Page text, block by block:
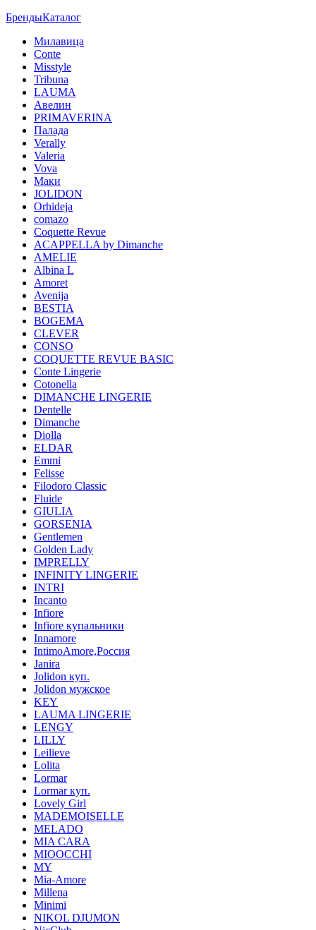
БрендыКаталог
Милавица
Conte
Misstyle
Tribuna
LAUMA
Авелин
PRIMAVERINA
Палада
Verally
Valeria
Vova
Маки
JOLIDON
Orhideja
comazo
Coquette Revue
ACAPPELLA by Dimanche
AMELIE
Albina L
Amoret
Avenija
BESTIA
BOGEMA
CLEVER
CONSO
COQUETTE REVUE BASIC
Conte Lingerie
Cotonella
DIMANCHE LINGERIE
Dentelle
Dimanche
Diolla
ELDAR
Emmi
Felisse
Filodoro Classic
Fluide
GIULIA
GORSENIA
Gentlemen
Golden Lady
IMPRELLY
INFINITY LINGERIE
INTRI
Incanto
Infiore
Infiore купальники
Innamore
IntimoAmore,Россия
Janira
Jolidon куп.
Jolidon мужское
KEY
LAUMA LINGERIE
LENGY
LILLY
Leilieve
Lolita
Lormar
Lormar куп.
Lovely Girl
MADEMOISELLE
MELADO
MIA CARA
MIOOCCHI
MY
Mia-Amore
Millena
Minimi
NIKOL DJUMON